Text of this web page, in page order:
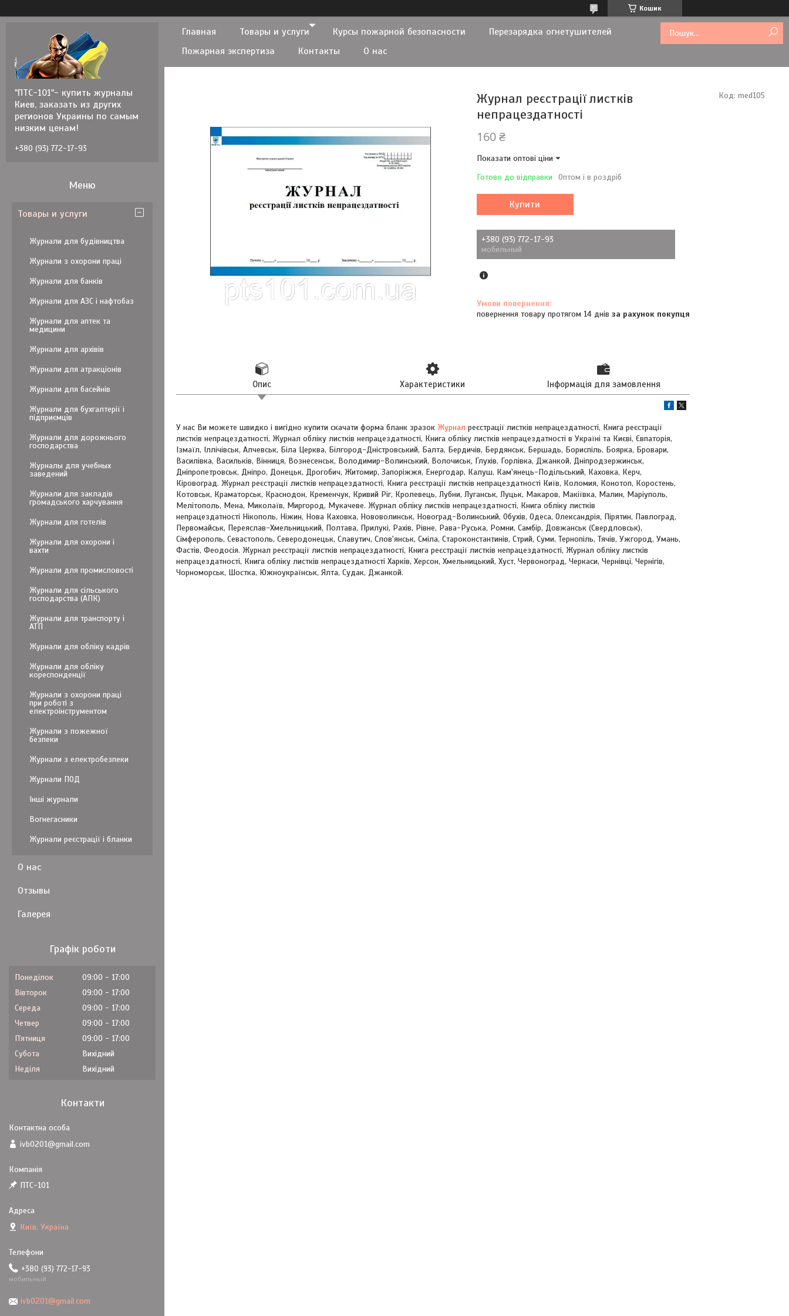
Кошик
Главная Товары и услуги Курсы пожарной безопасности
Перезарядка огнетушителей
Пожарная экспертиза
Контакты О нас
Журнал реєстрації листків
непрацездатності
160 ₴
Показати оптові ціни
Готово до відправки
Оптом і в роздріб
Код: med105
Купити
+380 (93) 772-17-93
мобильный
повернення товару протягом 14 днів за рахунок покупця
Опис Характеристики Інформація для замовлення
У нас Ви можете швидко і вигідно купити скачати форма бланк зразок Журнал реєстрації листків непрацездатності, Книга реєстрації
листків непрацездатності, Журнал обліку листків непрацездатності, Книга обліку листків непрацездатності в Україні та Києві, Євпаторія,
Ізмаїл, Іллічівськ, Алчевськ, Біла Церква, Білгород-Дністровський, Балта, Бердичів, Бердянськ, Бершадь, Бориспіль, Боярка, Бровари,
Василівка, Васильків, Вінниця, Вознесенськ, Володимир-Волинський, Волочиськ, Глухів, Горлівка, Джанкой, Дніпродзержинськ,
Дніпропетровськ, Дніпро, Донецьк, Дрогобич, Житомир, Запоріжжя, Енергодар, Калуш, Кам'янець-Подільський, Каховка, Керч,
Кіровоград. Журнал реєстрації листків непрацездатності, Книга реєстрації листків непрацездатності Київ, Коломия, Конотоп, Коростень,
Котовськ, Краматорськ, Краснодон, Кременчук, Кривий Ріг, Кролевець, Лубни, Луганськ, Луцьк, Макаров, Макіївка, Малин, Маріуполь,
Мелітополь, Мена, Миколаїв, Миргород, Мукачеве. Журнал обліку листків непрацездатності, Книга обліку листків
непрацездатності Нікополь, Ніжин, Нова Каховка, Нововолинськ, Новоград-Волинський, Обухів, Одеса, Олександрія, Пірятин, Павлоград,
Первомайськ, Переяслав-Хмельницький, Полтава, Прилукі, Рахів, Рівне, Рава-Руська, Ромни, Самбір, Довжанськ (Свердловськ),
Сімферополь, Севастополь, Северодонецьк, Славутич, Слов'янськ, Сміла, Староконстантинів, Стрий, Суми, Тернопіль, Тячів, Ужгород, Умань,
Фастів, Феодосія. Журнал реєстрації листків непрацездатності, Книга реєстрації листків непрацездатності, Журнал обліку листків
непрацездатності, Книга обліку листків непрацездатності Харків, Херсон, Хмельницький, Хуст, Червоноград, Черкаси, Чернівці, Чернігів,
Чорноморськ, Шостка, Южноукраїнськ, Ялта, Судак, Джанкой.
"ПТС-101"- купить журналы
Киев, заказать из других
регионов Украины по самым
низким ценам!
+380 (93) 772-17-93
Товары и услуги
Журнали для будівництва
Журнали з охорони праці
Журнали для банків
Журнали для АЗС і нафтобаз
Журнали для аптек та
медицини
Журнали для архівів
Журнали для атракціонів
Журнали для басейнів
Журнали для бухгалтерії і
підприємців
Журнали для дорожнього
господарства
Журналы для учебных
заведений
Журнали для закладів
громадського харчування
Журнали для готелів
Журнали для охорони і
вахти
Журнали для промисловості
Журнали для сільського
господарства (АПК)
Журнали для транспорту і
АТП
Журнали для обліку кадрів
Журнали для обліку
кореспонденції
Журнали з охорони праці
при роботі з
електроінструментом
Журнали з пожежної
безпеки
Журнали з електробезпеки
Журнали ПОД
Інші журнали
Вогнегасники
Журнали реєстрації і бланки
О нас
Отзывы
Галерея
Графік роботи
Понеділок 09:00
17:00
Вівторок
09:00
17:00
Середа
09:00
17:00
Четвер
09:00
17:00
Пʼятниця
09:00
17:00
Субота
Вихідний
Неділя
Вихідний
Контакти
ivb0201@gmail.com
ПТС-101
Київ, Україна
+380 (93) 772-17-93
мобильный
ivb0201@gmail.com